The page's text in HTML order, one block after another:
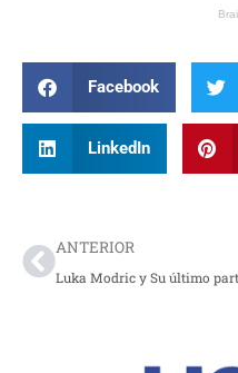
Facebook
LinkedIn
ANTERIOR